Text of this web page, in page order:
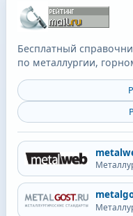
Бесплатный
по металлургии,